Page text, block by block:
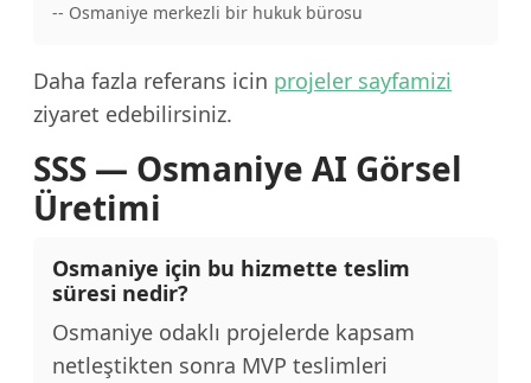
-- Osmaniye merkezli bir hukuk bürosu
Daha fazla referans icin projeler sayfamizi
ziyaret edebilirsiniz.
SSS — Osmaniye AI Görsel
Üretimi
Osmaniye için bu hizmette teslim
süresi nedir?
Osmaniye odaklı projelerde kapsam
netleştikten sonra MVP teslimleri